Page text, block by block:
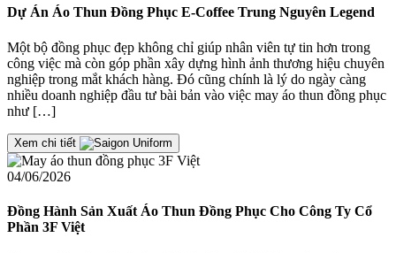
Dự Án Áo Thun Đồng Phục E-Coffee Trung Nguyên Legend
Một bộ đồng phục đẹp không chỉ giúp nhân viên tự tin hơn trong
công việc mà còn góp phần xây dựng hình ảnh thương hiệu chuyên
nghiệp trong mắt khách hàng. Đó cũng chính là lý do ngày càng
nhiều doanh nghiệp đầu tư bài bản vào việc may áo thun đồng phục
như […]
Xem chi tiết
04/06/2026
Đồng Hành Sản Xuất Áo Thun Đồng Phục Cho Công Ty Cổ
Phần 3F Việt